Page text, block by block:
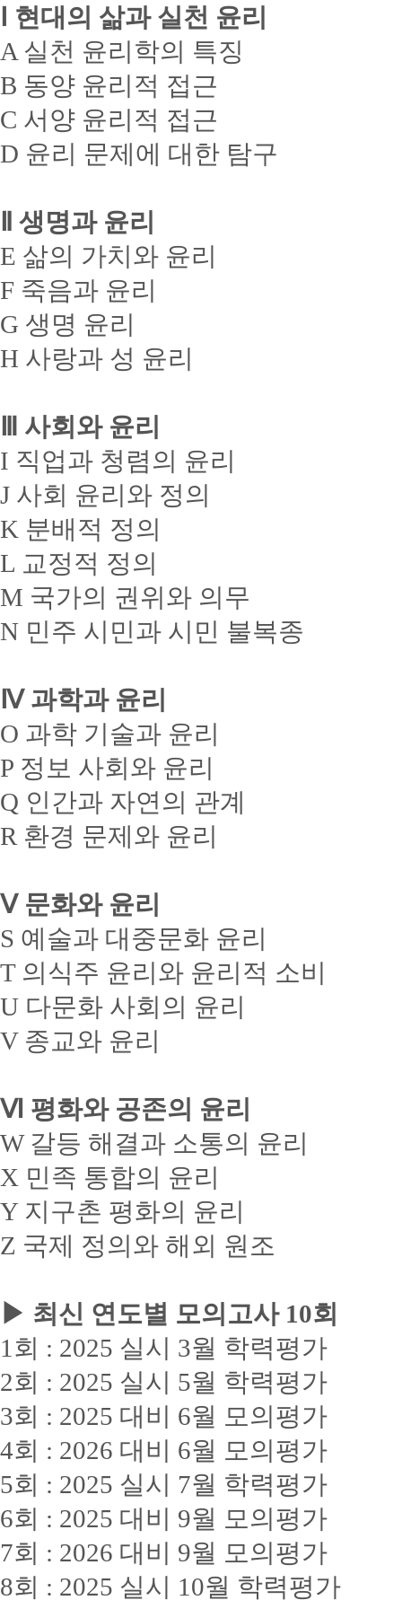
Ⅰ 현대의 삶과 실천 윤리
A 실천 윤리학의 특징
B 동양 윤리적 접근
C 서양 윤리적 접근
D 윤리 문제에 대한 탐구
Ⅱ 생명과 윤리
E 삶의 가치와 윤리
F 죽음과 윤리
G 생명 윤리
H 사랑과 성 윤리
Ⅲ 사회와 윤리
I 직업과 청렴의 윤리
J 사회 윤리와 정의
K 분배적 정의
L 교정적 정의
M 국가의 권위와 의무
N 민주 시민과 시민 불복종
Ⅳ 과학과 윤리
O 과학 기술과 윤리
P 정보 사회와 윤리
Q 인간과 자연의 관계
R 환경 문제와 윤리
Ⅴ 문화와 윤리
S 예술과 대중문화 윤리
T 의식주 윤리와 윤리적 소비
U 다문화 사회의 윤리
V 종교와 윤리
Ⅵ 평화와 공존의 윤리
W 갈등 해결과 소통의 윤리
X 민족 통합의 윤리
Y 지구촌 평화의 윤리
Z 국제 정의와 해외 원조
▶ 최신 연도별 모의고사 10회
1회 : 2025 실시 3월 학력평가
2회 : 2025 실시 5월 학력평가
3회 : 2025 대비 6월 모의평가
4회 : 2026 대비 6월 모의평가
5회 : 2025 실시 7월 학력평가
6회 : 2025 대비 9월 모의평가
7회 : 2026 대비 9월 모의평가
8회 : 2025 실시 10월 학력평가